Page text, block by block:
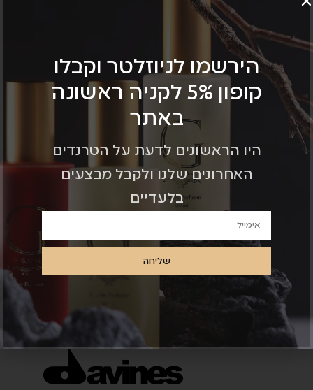
dui lacinia potenti aptent torquent mia.
הירשמו לניוזלטר וקבלו
קופון 5% לקניה ראשונה
באתר
היו הראשונים לדעת על הטרנדים
האחרונים שלנו ולקבל מבצעים
בלעדיים
שליחה